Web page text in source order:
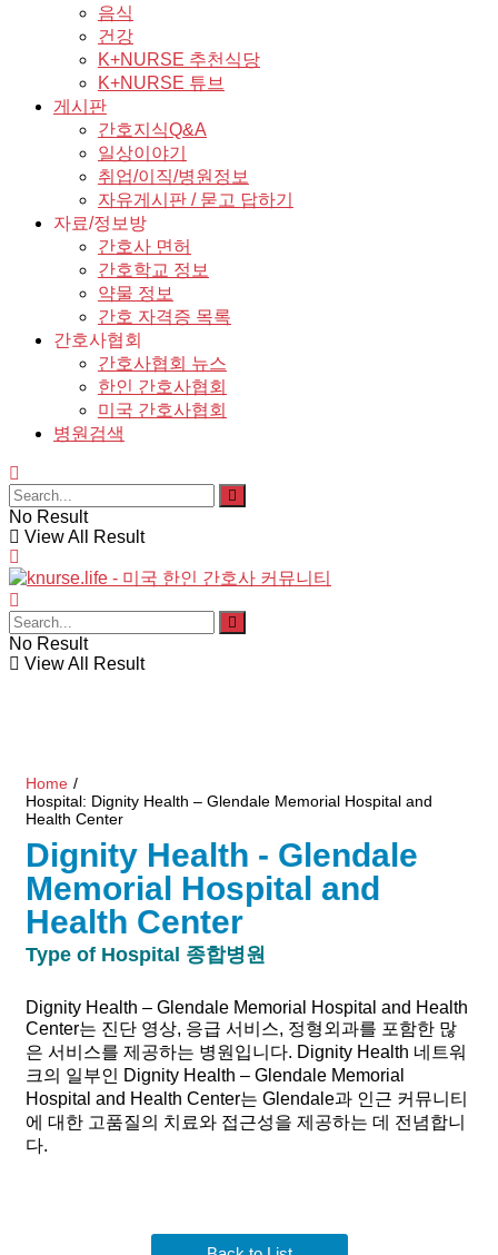
음식
건강
K+NURSE 추천식당
K+NURSE 튜브
게시판
간호지식Q&A
일상이야기
취업/이직/병원정보
자유게시판 / 묻고 답하기
자료/정보방
간호사 면허
간호학교 정보
약물 정보
간호 자격증 목록
간호사협회
간호사협회 뉴스
한인 간호사협회
미국 간호사협회
병원검색
No Result
View All Result
No Result
View All Result
Home /
Hospital: Dignity Health – Glendale Memorial Hospital and
Health Center
Dignity Health - Glendale
Memorial Hospital and
Health Center
Type of Hospital 종합병원
Dignity Health – Glendale Memorial Hospital and Health
Center는 진단 영상, 응급 서비스, 정형외과를 포함한 많
은 서비스를 제공하는 병원입니다. Dignity Health 네트워
크의 일부인 Dignity Health – Glendale Memorial
Hospital and Health Center는 Glendale과 인근 커뮤니티
에 대한 고품질의 치료와 접근성을 제공하는 데 전념합니
다.